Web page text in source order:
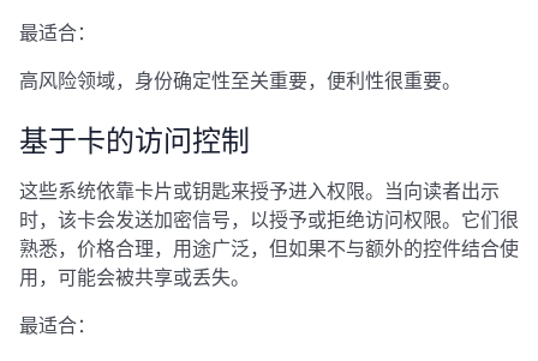
最适合：
高风险领域，身份确定性至关重要，便利性很重要。
基于卡的访问控制
这些系统依靠卡片或钥匙来授予进入权限。当向读者出示
时，该卡会发送加密信号，以授予或拒绝访问权限。它们很
熟悉，价格合理，用途广泛，但如果不与额外的控件结合使
用，可能会被共享或丢失。
最适合：